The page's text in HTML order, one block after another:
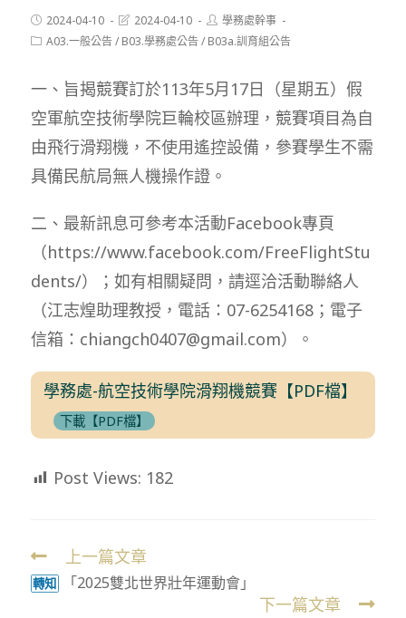
Post
published:
2024-04-10
Post
modified:
2024-04-10
Post
author:
學務處幹事
PostA03.一般公告/ B03.學務處公告/ B03a.訓育組公告
一、旨揭競賽訂於113年5月17日（星期五）假
空軍航空技術學院巨輪校區辦理，競賽項目為自
由飛行滑翔機，不使用遙控設備，參賽學生不需
具備民航局無人機操作證。
二、最新訊息可參考本活動Facebook專頁
（https://www.facebook.com/FreeFlightStu
dents/）；如有相關疑問，請逕洽活動聯絡人
（江志煌助理教授，電話：07-6254168；電子
信箱：chiangch0407@gmail.com）。
學務處-航空技術學院滑翔機競賽【PDF檔】
下載【PDF檔】
Post Views: 182
Read
more
上一篇文章
轉知 「2025雙北世界壯年運動會」
下一篇文章